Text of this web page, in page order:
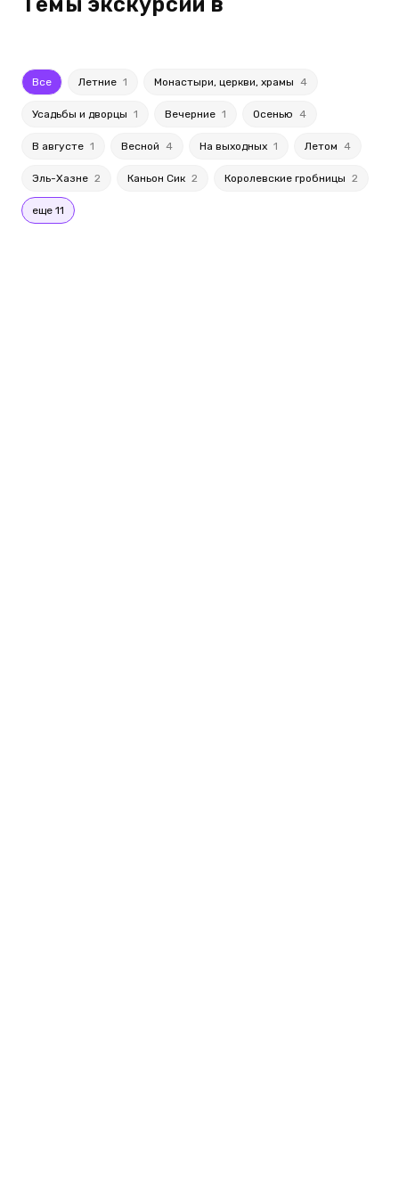
Все Летние 1 Монастыри, церкви, храмы 4
Усадьбы и дворцы 1 Вечерние 1 Осенью 4
В августе 1 Весной 4 На выходных 1 Летом 4
Эль-Хазне 2 Каньон Сик 2 Королевские гробницы 2
еще 11